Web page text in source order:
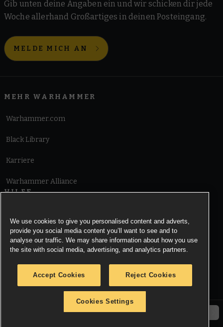
Gib unten deine Angaben ein und wir schicken dir jede
Woche allerhand Großartiges in deinen Posteingang.
MELDE MICH AN
MEHR WARHAMMER
Warhammer.com
Black Library
Karriere
Warhammer Alliance
HILFE
Informationen zu Cookies
© Copyright Games Workshop Limited 2026.
We use cookies to give you personalised content and adverts,
provide you social media content you’ll want to see and to
analyse our traffic. We may share information about how you use
the site with social media, advertising, and analytics partners.
Accept Cookies Reject Cookies
Cookies Settings